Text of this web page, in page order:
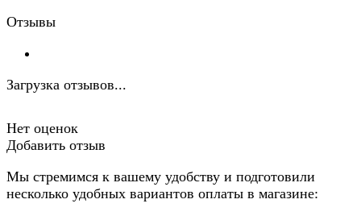
Отзывы
Загрузка отзывов...
Нет оценок
Добавить отзыв
Мы стремимся к вашему удобству и подготовили
несколько удобных вариантов оплаты в магазине: